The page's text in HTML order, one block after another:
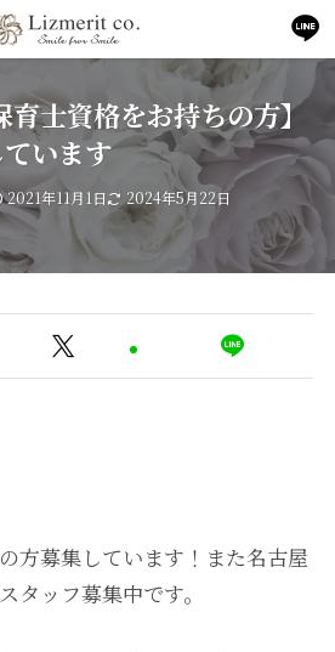
育士資格をお持ちの方】
います
2021年11月1日
2024年5月22日
方募集しています！また名古屋
タッフ募集中です。